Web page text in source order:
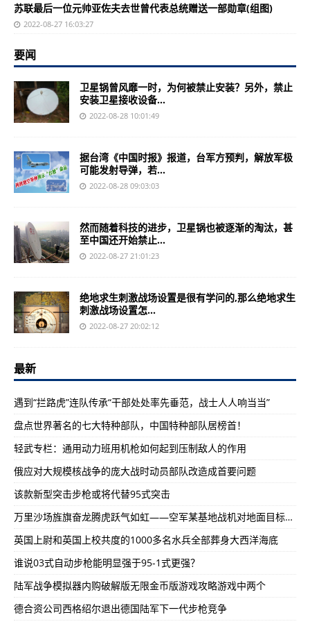
苏联最后一位元帅亚佐夫去世曾代表总统赠送一部勋章(组图)
2022-08-27 16:03:27
要闻
卫星锅曾风靡一时，为何被禁止安装？另外，禁止
安装卫星接收设备...
2022-08-28 10:01:49
据台湾《中国时报》报道，台军方预判，解放军极
可能发射导弹，若...
2022-08-28 09:03:03
然而随着科技的进步，卫星锅也被逐渐的淘汰，甚
至中国还开始禁止...
2022-08-27 21:01:23
绝地求生刺激战场设置是很有学问的,那么绝地求生
刺激战场设置怎...
2022-08-27 20:02:12
最新
遇到“拦路虎”连队传承“干部处处率先垂范，战士人人响当当”
盘点世界著名的七大特种部队，中国特种部队居榜首！
轻武专栏：通用动力班用机枪如何起到压制敌人的作用
俄应对大规模核战争的庞大战时动员部队改造成首要问题
该款新型突击步枪或将代替95式突击
万里沙场旌旗奋龙腾虎跃气如虹——空军某基地战机对地面目标实施攻击
英国上尉和英国上校共度的1000多名水兵全部葬身大西洋海底
谁说03式自动步枪能明显强于95-1式更强？
陆军战争模拟器内购破解版无限金币版游戏攻略游戏中两个
德合资公司西格绍尔退出德国陆军下一代步枪竞争